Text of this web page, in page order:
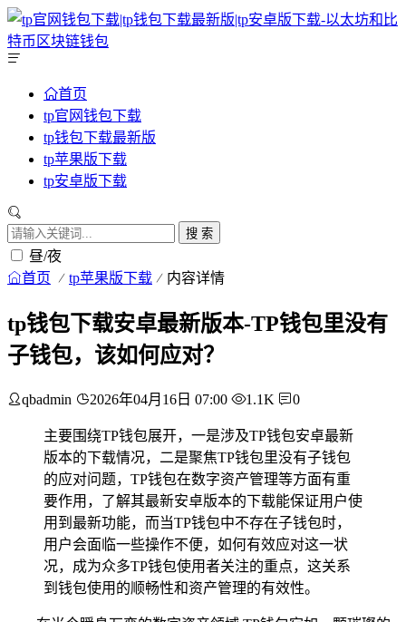
首页
tp官网钱包下载
tp钱包下载最新版
tp苹果版下载
tp安卓版下载
搜 索
昼/夜
首页 tp苹果版下载 内容详情
tp钱包下载安卓最新版本-TP钱包里没有
子钱包，该如何应对？
qbadmin 2026年04月16日 07:00 1.1K 0
主要围绕TP钱包展开，一是涉及TP钱包安卓最新
版本的下载情况，二是聚焦TP钱包里没有子钱包
的应对问题，TP钱包在数字资产管理等方面有重
要作用，了解其最新安卓版本的下载能保证用户使
用到最新功能，而当TP钱包中不存在子钱包时，
用户会面临一些操作不便，如何有效应对这一状
况，成为众多TP钱包使用者关注的重点，这关系
到钱包使用的顺畅性和资产管理的有效性。